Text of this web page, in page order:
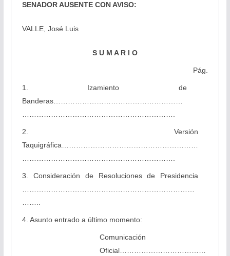
SENADOR AUSENTE CON AVISO:
VALLE, José Luis
S U M A R I O
Pág.
1. Izamiento de
Banderas………………………………………………
……………………………………………………….
2. Versión
Taquigráfica…………………………………………………
……………………………………………………….
3. Consideración de Resoluciones de Presidencia
………………………………………………………………
……..
4. Asunto entrado a último momento:
Comunicación
Oficial………………………………